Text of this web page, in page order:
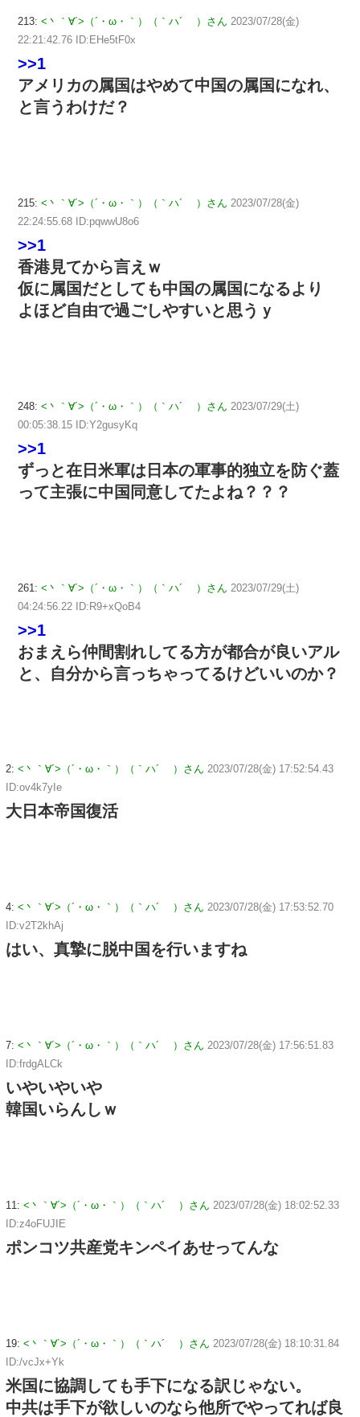
213: <丶｀∀´>（´・ω・｀）（｀ハ´ ）さん 2023/07/28(金)
22:21:42.76 ID:EHe5tF0x
>>1
アメリカの属国はやめて中国の属国になれ、
と言うわけだ？
215: <丶｀∀´>（´・ω・｀）（｀ハ´ ）さん 2023/07/28(金)
22:24:55.68 ID:pqwwU8o6
>>1
香港見てから言えｗ
仮に属国だとしても中国の属国になるより
よほど自由で過ごしやすいと思うｙ
248: <丶｀∀´>（´・ω・｀）（｀ハ´ ）さん 2023/07/29(土)
00:05:38.15 ID:Y2gusyKq
>>1
ずっと在日米軍は日本の軍事的独立を防ぐ蓋
って主張に中国同意してたよね？？？
261: <丶｀∀´>（´・ω・｀）（｀ハ´ ）さん 2023/07/29(土)
04:24:56.22 ID:R9+xQoB4
>>1
おまえら仲間割れしてる方が都合が良いアル
と、自分から言っちゃってるけどいいのか？
2: <丶｀∀´>（´・ω・｀）（｀ハ´ ）さん 2023/07/28(金) 17:52:54.43
ID:ov4k7yIe
大日本帝国復活
4: <丶｀∀´>（´・ω・｀）（｀ハ´ ）さん 2023/07/28(金) 17:53:52.70
ID:v2T2khAj
はい、真摯に脱中国を行いますね
7: <丶｀∀´>（´・ω・｀）（｀ハ´ ）さん 2023/07/28(金) 17:56:51.83
ID:frdgALCk
いやいやいや
韓国いらんしｗ
11: <丶｀∀´>（´・ω・｀）（｀ハ´ ）さん 2023/07/28(金) 18:02:52.33
ID:z4oFUJIE
ポンコツ共産党キンペイあせってんな
19: <丶｀∀´>（´・ω・｀）（｀ハ´ ）さん 2023/07/28(金) 18:10:31.84
ID:/vcJx+Yk
米国に協調しても手下になる訳じゃない。
中共は手下が欲しいのなら他所でやってれば良